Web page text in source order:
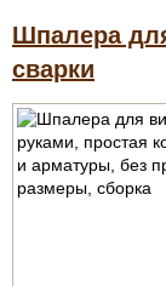
Шпалера
сварки